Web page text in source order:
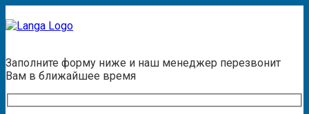
Заполните форму ниже и наш менеджер перезвонит
Вам в ближайшее время